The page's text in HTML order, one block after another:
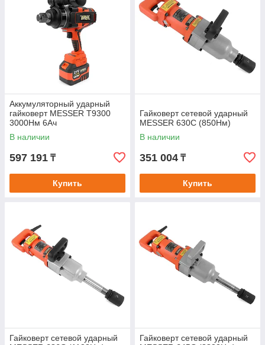
Аккумуляторный ударный
гайковерт MESSER T9300
3000Нм 6Ач
В наличии
597 191 ₸
Купить
Гайковерт сетевой ударный
MESSER 630C (850Нм)
В наличии
351 004 ₸
Купить
Гайковерт сетевой ударный
Гайковерт сетевой ударный